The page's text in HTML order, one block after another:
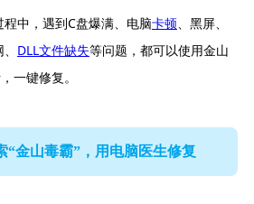
中，遇到C盘爆满、电脑卡顿、黑屏、
DLL文件缺失等问题，都可以使用金山
一键修复。
“金山毒霸”，用电脑医生修复